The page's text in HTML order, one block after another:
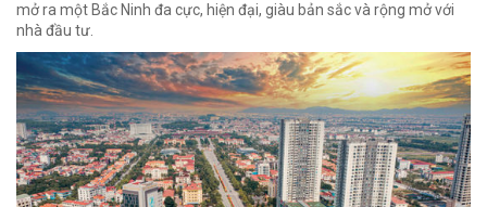
mở ra một Bắc Ninh đa cực, hiện đại, giàu bản sắc và rộng mở với
nhà đầu tư.